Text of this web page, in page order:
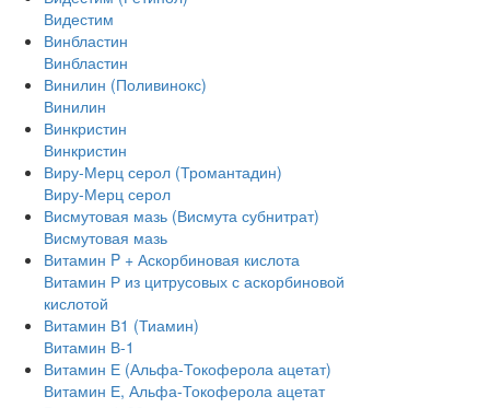
Видестим
Винбластин
Винбластин
Винилин (Поливинокс)
Винилин
Винкристин
Винкристин
Виру-Мерц серол (Тромантадин)
Виру-Мерц серол
Висмутовая мазь (Висмута субнитрат)
Висмутовая мазь
Витамин P + Аскорбиновая кислота
Витамин Р из цитрусовых с аскорбиновой
кислотой
Витамин В1 (Тиамин)
Витамин В-1
Витамин Е (Альфа-Токоферола ацетат)
Витамин Е, Альфа-Токоферола ацетат